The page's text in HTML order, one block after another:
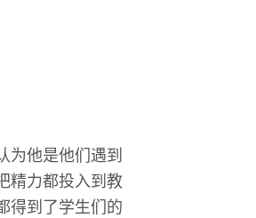
为他是他们遇到
精力都投入到教
得到了学生们的